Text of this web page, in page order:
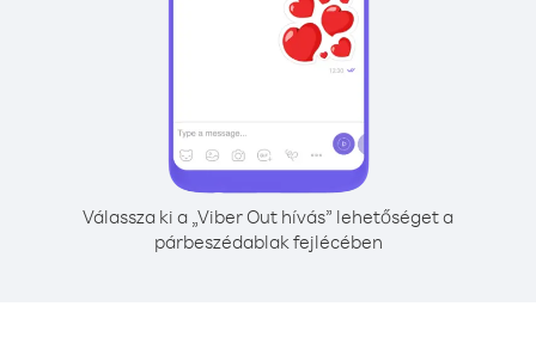
Válassza ki a „Viber Out hívás” lehetőséget a
párbeszédablak fejlécében